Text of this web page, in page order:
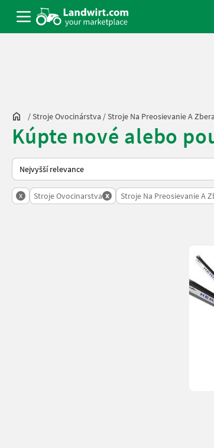
/Stroje Ovocinárstva /Stroje Na Preosievanie A
Kúpte nové alebo
Takto se řadí nabídky na Landwirt.com
x Stroje Ovocinarstva x Stroje Na Preosievanie A